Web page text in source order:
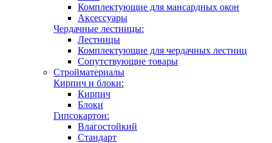
Комплектующие для мансардных окон
Аксессуары
Чердачные лестницы:
Лестницы
Комплектующие для чердачных лестниц
Сопутствующие товары
Стройматериалы
Кирпич и блоки:
Кирпич
Блоки
Гипсокартон:
Влагостойкий
Стандарт